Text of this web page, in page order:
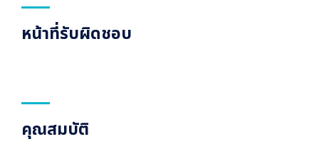
หน้าที่รับผิดชอบ
คุณสมบัติ